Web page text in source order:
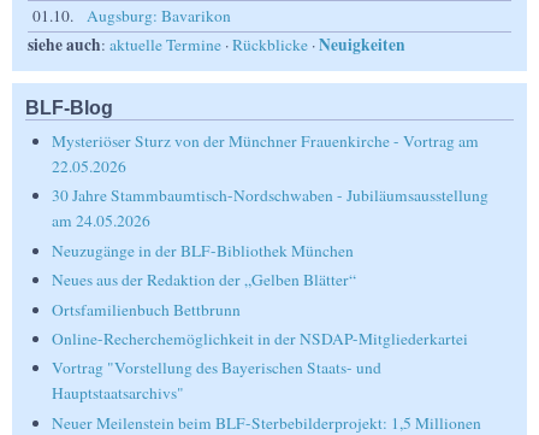
01.10. Augsburg: Bavarikon
siehe auch: aktuelle Termine ·Rückblicke ·Neuigkeiten
BLF-Blog
Mysteriöser Sturz von der Münchner Frauenkirche - Vortrag am
22.05.2026
30 Jahre Stammbaumtisch-Nordschwaben - Jubiläumsausstellung
am 24.05.2026
Neuzugänge in der BLF-Bibliothek München
Neues aus der Redaktion der „Gelben Blätter“
Ortsfamilienbuch Bettbrunn
Online-Recherchemöglichkeit in der NSDAP-Mitgliederkartei
Vortrag "Vorstellung des Bayerischen Staats- und
Hauptstaatsarchivs"
Neuer Meilenstein beim BLF-Sterbebilderprojekt: 1,5 Millionen